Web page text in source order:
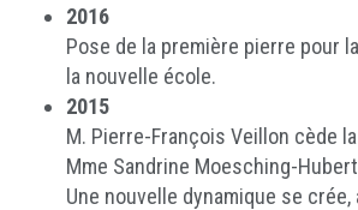
2016
Pose de la première pierre pour
la nouvelle école.
2015
M. Pierre-François Veillon cède
Mme Sandrine Moesching-
Une nouvelle dynamique se